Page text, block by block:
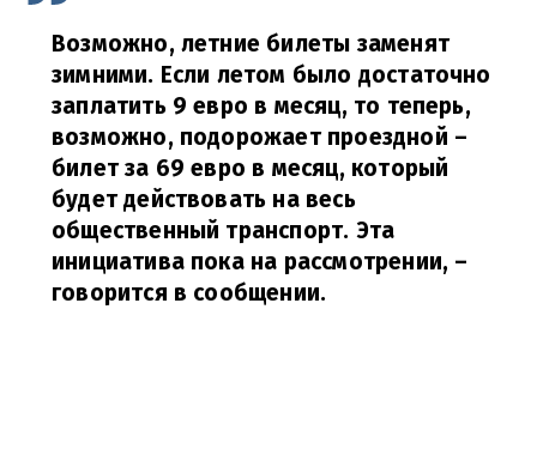
Возможно, летние билеты заменят
зимними. Если летом было достаточно
заплатить 9 евро в месяц, то теперь,
возможно, подорожает проездной –
билет за 69 евро в месяц, который
будет действовать на весь
общественный транспорт. Эта
инициатива пока на рассмотрении, –
говорится в сообщении.